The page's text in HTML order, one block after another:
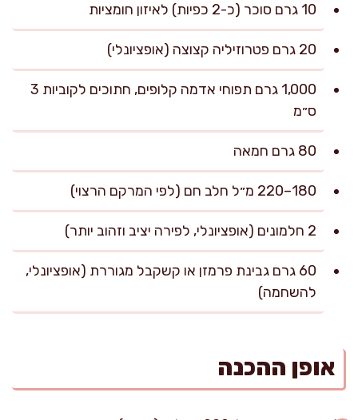
10 גרם סוכר (כ-2 כפיות) לאיזון חומציות
20 גרם פטרוזיליה קצוצה (אופציונלי)
1,000 גרם תפוחי אדמה קלופים, חתוכים לקוביות 3
ס״מ
80 גרם חמאה
180–220 מ״ל חלב חם (לפי המרקם הרצוי)
2 חלמונים (אופציונלי, לפירה יציב וזהוב יותר)
60 גרם גבינת פרמזן או קשקבל מגוררת (אופציונלי,
להשחמה)
אופן ההכנה